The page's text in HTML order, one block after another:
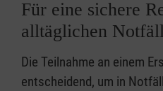
Für eine sichere
alltäglichen
Die Teilnahme an einem
entscheidend, um in